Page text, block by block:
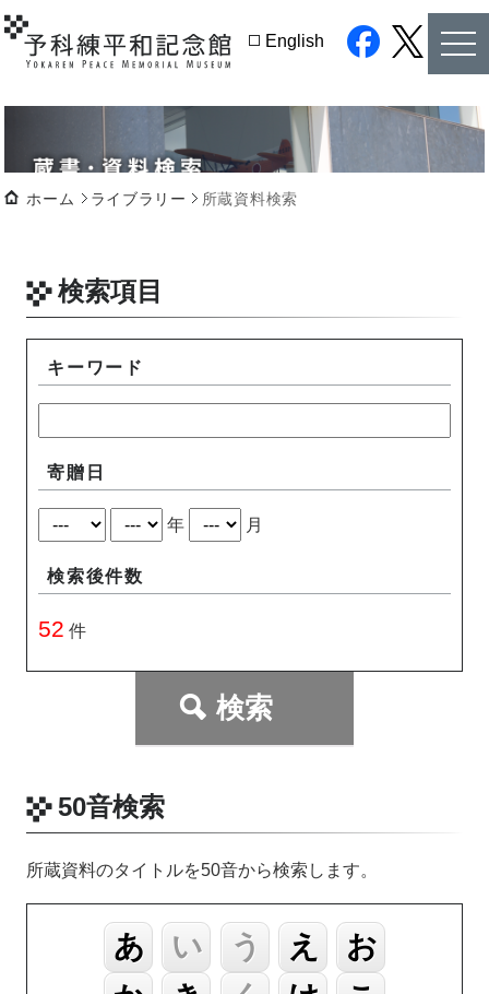
English
twitter
ホーム ライブラリー 所蔵資料検索
検索項目
キーワード
寄贈日
年 月
検索後件数
52 件
50音検索
所蔵資料のタイトルを50音から検索します。
あ い う え
お